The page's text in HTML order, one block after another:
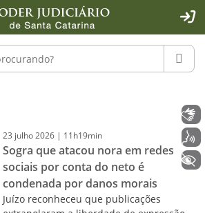
de acessibilidade - Rybená
portal
- Poder
23 julho2026 | 11h19min
Sogra que atacou nora em redes
sociais por conta do neto é
condenada por danos morais
Juízo reconheceu que publicações
+ Acessibilidade